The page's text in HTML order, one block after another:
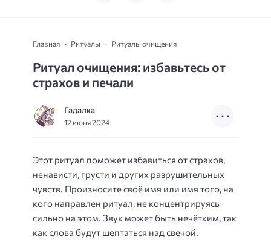
Главная Ритуалы Ритуалы очищения
Ритуал очищения: избавьтесь от
страхов и печали
Гадалка
12 июня 2024
Этот ритуал поможет избавиться от страхов,
ненависти, грусти и других разрушительных
чувств. Произносите своё имя или имя того, на
кого направлен ритуал, не концентрируясь
сильно на этом. Звук может быть нечётким, так
как слова будут шептаться над свечой.